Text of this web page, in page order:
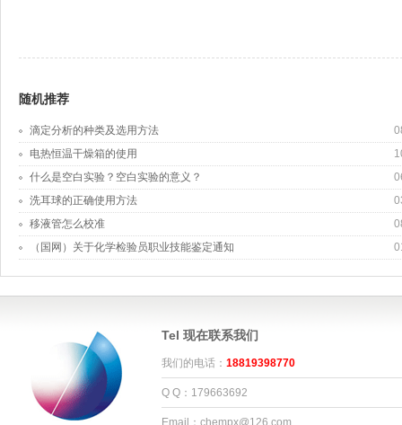
随机推荐
滴定分析的种类及选用方法
电热恒温干燥箱的使用
什么是空白实验？空白实验的意义？
洗耳球的正确使用方法
移液管怎么校准
（国网）关于化学检验员职业技能鉴定通知
Tel 现在联系我们
我们的电话： 18819398770
Q Q：179663692
Email：chempx@126.com